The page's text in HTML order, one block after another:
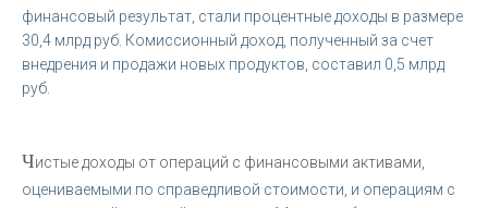
финансовый результат, стали процентные доходы в размере
30,4 млрд руб. Комиссионный доход, полученный за счет
внедрения и продажи новых продуктов, составил 0,5 млрд
руб.
Чистые доходы от операций с финансовыми активами,
оцениваемыми по справедливой стоимости, и операциям с